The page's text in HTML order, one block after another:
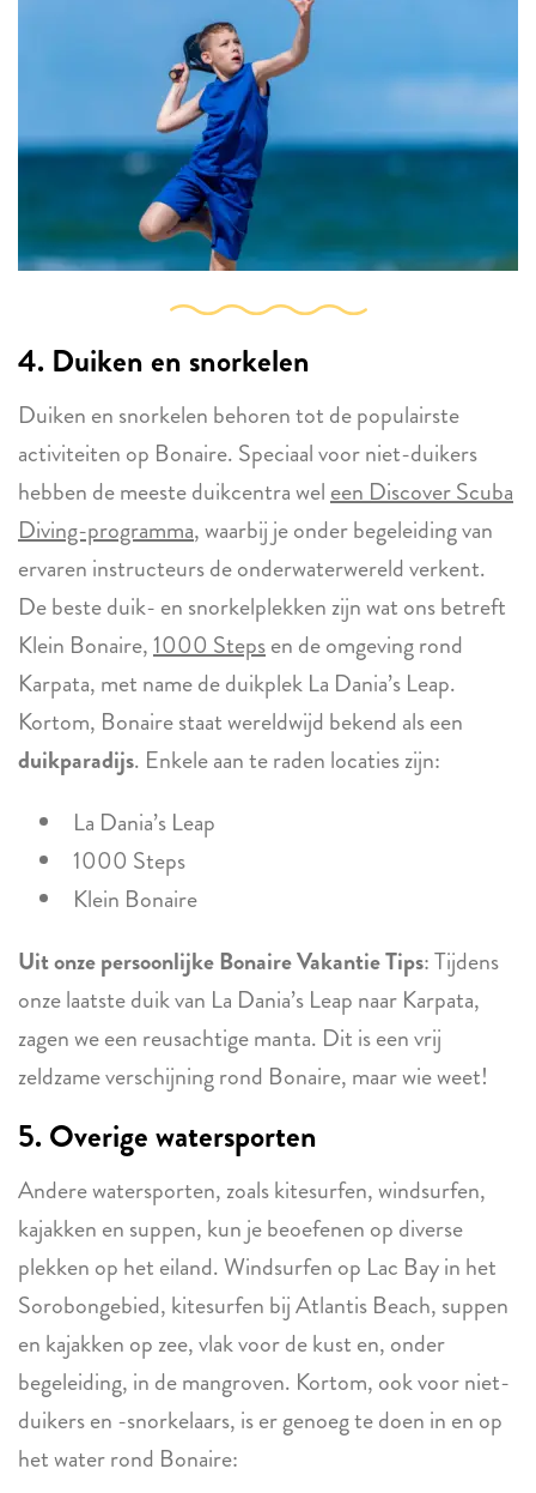
4. Duiken en snorkelen
Duiken en snorkelen behoren tot de populairste
activiteiten op Bonaire. Speciaal voor niet-duikers
hebben de meeste duikcentra weleen Discover Scuba
Diving-programma, waarbij je onder begeleiding van
ervaren instructeurs de onderwaterwereld verkent.
De beste duik- en snorkelplekken zijn wat ons betreft
Klein Bonaire,1000 Stepsen de omgeving rond
Karpata, met name de duikplek La Dania’s Leap.
Kortom, Bonaire staat wereldwijd bekend als een
duikparadijs. Enkele aan te raden locaties zijn:
La Dania’s Leap
1000 Steps
Klein Bonaire
Uit onze persoonlijke Bonaire Vakantie Tips: Tijdens
onze laatste duik van La Dania’s Leap naar Karpata,
zagen we een reusachtige manta. Dit is een vrij
zeldzame verschijning rond Bonaire, maar wie weet!
5. Overige watersporten
Andere watersporten, zoals kitesurfen, windsurfen,
kajakken en suppen, kun je beoefenen op diverse
plekken op het eiland. Windsurfen op Lac Bay in het
Sorobongebied, kitesurfen bij Atlantis Beach, suppen
en kajakken op zee, vlak voor de kust en, onder
begeleiding, in de mangroven. Kortom, ook voor niet-
duikers en -snorkelaars, is er genoeg te doen in en op
het water rond Bonaire: